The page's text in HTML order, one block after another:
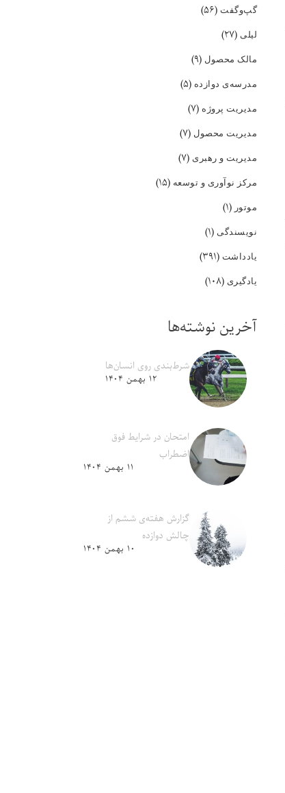
گپ‌و‌گفت (۵۶)
لیلی (۲۷)
مالک محصول (۹)
مدرسه‌ی دوازده (۵)
مدیریت پروژه (۷)
مدیریت محصول (۷)
مدیریت و رهبری (۷)
مرکز نوآوری و توسعه (۱۵)
موتور(۱)
نویسندگی (۱)
یادداشت (۳۹۱)
یادگیری (۱۰۸)
آخرین نوشته‌ها
شرط‌بندی روی انسان‌ها
۱۲ بهمن ۱۴۰۴
امتحان در شرایط فوق
اضطراب
۱۱ بهمن ۱۴۰۴
گزارش هفته‌ی ششم از
چالش دوازده
۱۰ بهمن ۱۴۰۴